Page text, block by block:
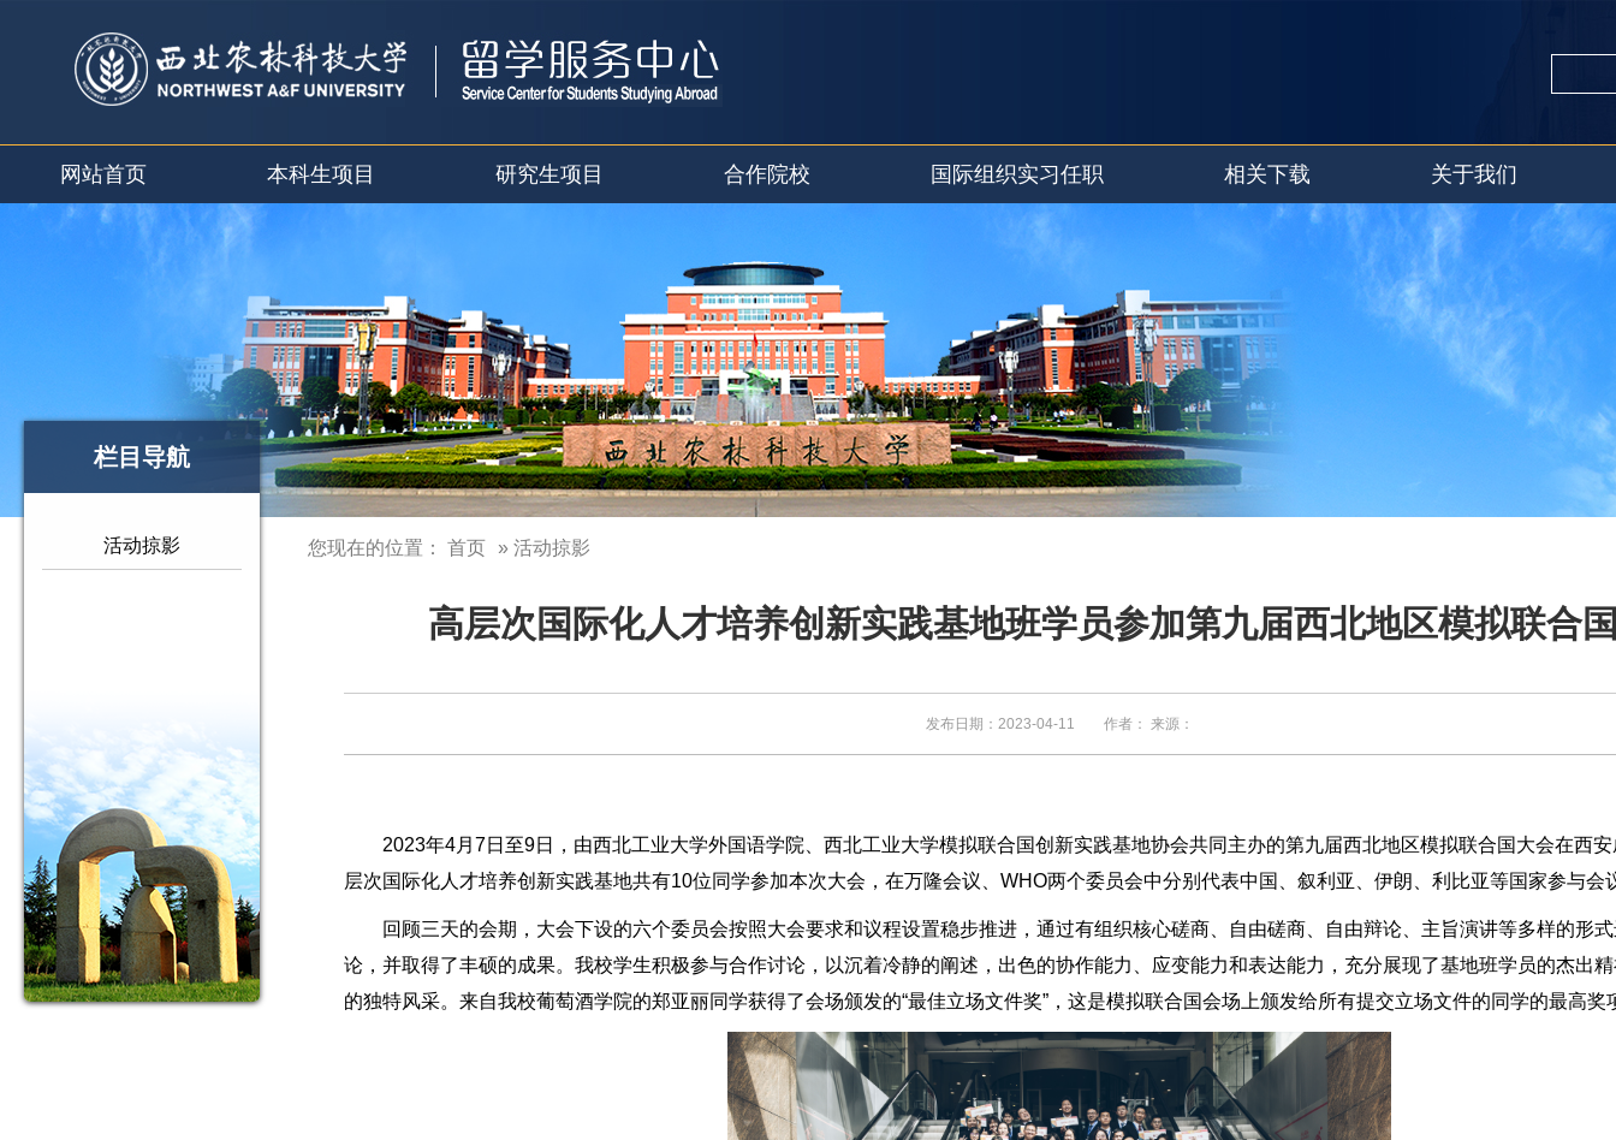
网站首页 本科生项目 研究生项目 合作院校 国际组织实习任职 相关下载 关于我们
栏目导航
活动掠影 您现在的位置： 首页 » 活动掠影
高层次国际化人才培养创新实践基地班学员参加第九届西北地区模拟联合
发布日期：2023-04-11 作者： 来源：
2023年4月7日至9日，由西北工业大学外国语学院、西北工业大学模拟联合国创新实践基地协会共同主办的第九届西北地区模拟联合国大会在西
层次国际化人才培养创新实践基地共有10位同学参加本次大会，在万隆会议、WHO两个委员会中分别代表中国、叙利亚、伊朗、利比亚等国家参与会
回顾三天的会期，大会下设的六个委员会按照大会要求和议程设置稳步推进，通过有组织核心磋商、自由磋商、自由辩论、主旨演讲等多样的形
论，并取得了丰硕的成果。我校学生积极参与合作讨论，以沉着冷静的阐述，出色的协作能力、应变能力和表达能力，充分展现了基地班学员的杰出
的独特风采。来自我校葡萄酒学院的郑亚丽同学获得了会场颁发的“最佳立场文件奖”，这是模拟联合国会场上颁发给所有提交立场文件的同学的最高奖